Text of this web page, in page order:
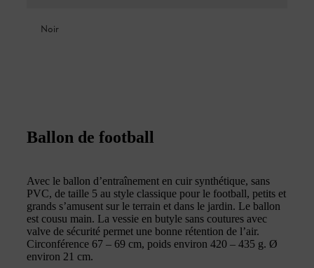
Noir
Ballon de football
Avec le ballon d’entraînement en cuir synthétique, sans
PVC, de taille 5 au style classique pour le football, petits et
grands s’amusent sur le terrain et dans le jardin. Le ballon
est cousu main. La vessie en butyle sans coutures avec
valve de sécurité permet une bonne rétention de l’air.
Circonférence 67 – 69 cm, poids environ 420 – 435 g. Ø
environ 21 cm.